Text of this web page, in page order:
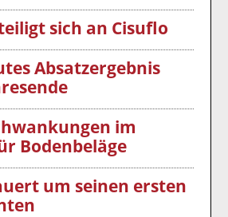
sich an Cisuflo
Absatzergebnis
im
Bodenbeläge
um seinen ersten